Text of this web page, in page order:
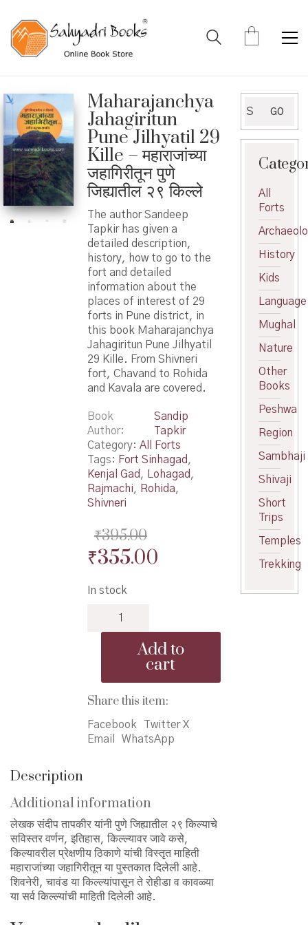
Maharajanchya
Jahagiritun
Pune Jilhyatil 29
Kille – महाराजांच्या
जहागिरीतून पुणे
जिह्यातील २९ किल्ले
The author Sandeep
Tapkir has given a
detailed description,
history, how to go to the
fort and detailed
information about the
places of interest of 29
forts in Pune district, in
this book Maharajanchya
Jahagiritun Pune Jilhyatil
29 Kille. From Shivneri
fort, Chavand to Rohida
and Kavala are covered.
Book
Author
Sandip
Tapkir
Category: All Forts
Tags: Fort Sinhagad ,
Kenjal Gad , Lohagad ,
Rajmachi, Rohida,
Shivneri
₹395.00
Original
was:
₹395.00.
₹355.00Current
In stock
Jahagiritun
Kille
-
जहागिरीतून
पुणे
quantity
Add to
cart
Share this item:
Facebook
Twitter X
Email
WhatsApp
Description
Additional information
लेखक संदीप तापकीर यांनी पुणे जिह्यातील २९ किल्याचे
सविस्तर वर्णन, इतिहास, किल्ल्यावर जावे कसे,
किल्यावरील प्रेक्षणीय ठिकाणे यांची विस्तृत माहिती
महाराजांच्या जहागिरीतून या पुस्तकात दिलेली आहे.
शिवनेरी, चावंड या किल्ल्यांपासून ते रोहीडा व कावळ्या
या सर्व किल्ल्यांची माहिती दिलेली आहे.
for:
GO
All
Forts
History
Kids
Language
Mughal
Nature
Other
Books
Peshwa
Region
Sambhaji
Shivaji
Short
Trips
Temples
Trekking